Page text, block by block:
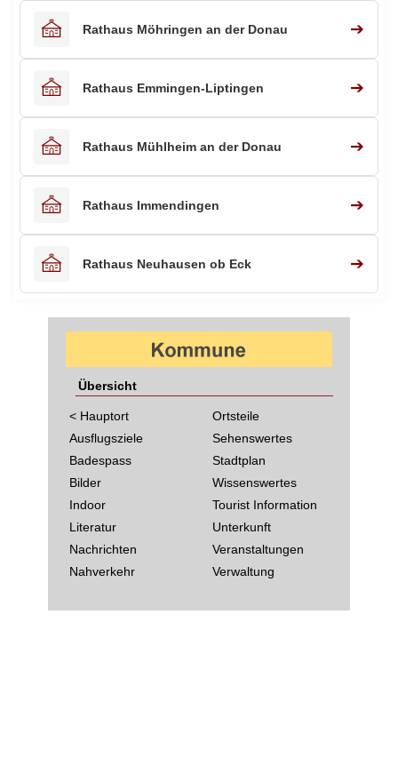
Rathaus Möhringen an der Donau ➔
Rathaus Emmingen-Liptingen ➔
Rathaus Mühlheim an der Donau ➔
Rathaus Immendingen ➔
Rathaus Neuhausen ob Eck ➔
Übersicht
< Hauptort
Ausflugsziele
Badespass
Bilder
Indoor
Literatur
Nachrichten
Nahverkehr
Ortsteile
Sehenswertes
Stadtplan
Wissenswertes
Tourist Information
Unterkunft
Veranstaltungen
Verwaltung